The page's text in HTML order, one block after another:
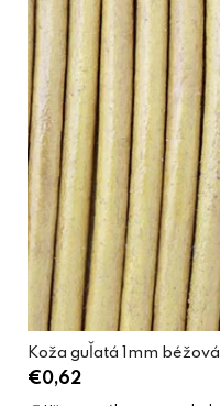
Koža guľatá 1mm béžová
€0,62